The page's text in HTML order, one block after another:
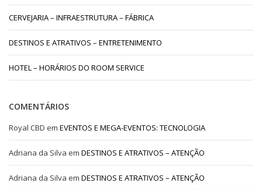
CERVEJARIA – INFRAESTRUTURA – FÁBRICA
DESTINOS E ATRATIVOS – ENTRETENIMENTO
HOTEL – HORÁRIOS DO ROOM SERVICE
COMENTÁRIOS
Royal CBD em EVENTOS E MEGA-EVENTOS: TECNOLOGIA
Adriana da Silva em DESTINOS E ATRATIVOS – ATENÇÃO
Adriana da Silva em DESTINOS E ATRATIVOS – ATENÇÃO